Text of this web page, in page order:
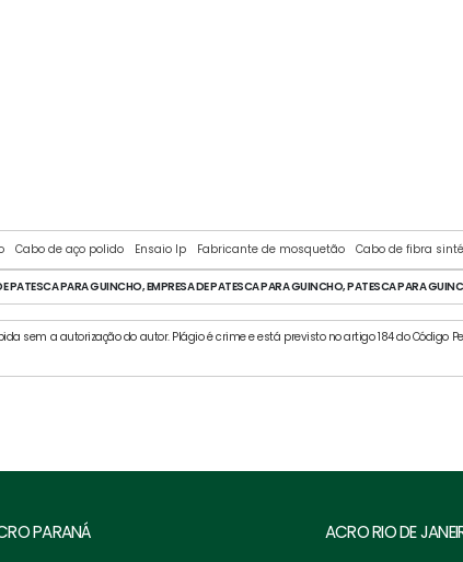
Cabo de aço polido Ensaio lp Fabricante de mosquetão Cabo de fibra
PARA GUINCHO, EMPRESA DE PATESCA PARA GUINCHO, PATESCA PARA
sem a autorização do autor. Plágio é crime e está previsto no artigo 184 do Código
PARANÁ ACRO RIO DE